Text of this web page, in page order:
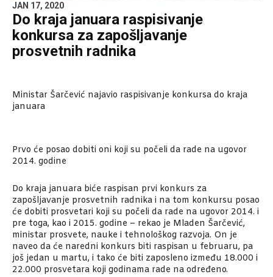
JAN 17, 2020
Do kraja januara raspisivanje
konkursa za zapošljavanje
prosvetnih radnika
Ministar Šarčević najavio raspisivanje konkursa do kraja
januara
Prvo će posao dobiti oni koji su počeli da rade na ugovor
2014. godine
Do kraja januara biće raspisan prvi konkurs za
zapošljavanje prosvetnih radnika i na tom konkursu posao
će dobiti prosvetari koji su počeli da rade na ugovor 2014. i
pre toga, kao i 2015. godine – rekao je Mladen Šarčević,
ministar prosvete, nauke i tehnološkog razvoja. On je
naveo da će naredni konkurs biti raspisan u februaru, pa
još jedan u martu, i tako će biti zaposleno između 18.000 i
22.000 prosvetara koji godinama rade na određeno.